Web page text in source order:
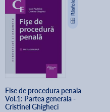
Fise de procedura penala
Vol.1: Partea generala -
Cristinel Ghigheci